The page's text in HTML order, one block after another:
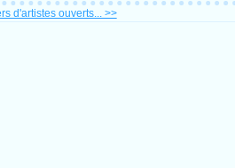
d'artistes ouverts... >>